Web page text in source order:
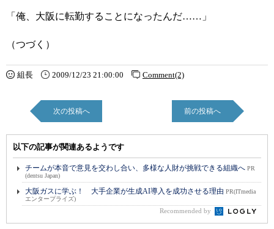
「俺、大阪に転勤することになったんだ……」
（つづく）
組長 2009/12/23 21:00:00 Comment(2)
次の投稿へ 前の投稿へ
以下の記事が関連あるようです
チームが本音で意見を交わし合い、多様な人財が挑戦できる組織へ PR
(dentsu Japan)
大阪ガスに学ぶ！ 大手企業が生成AI導入を成功させる理由 PR(ITmedia
エンタープライズ)
Recommended by